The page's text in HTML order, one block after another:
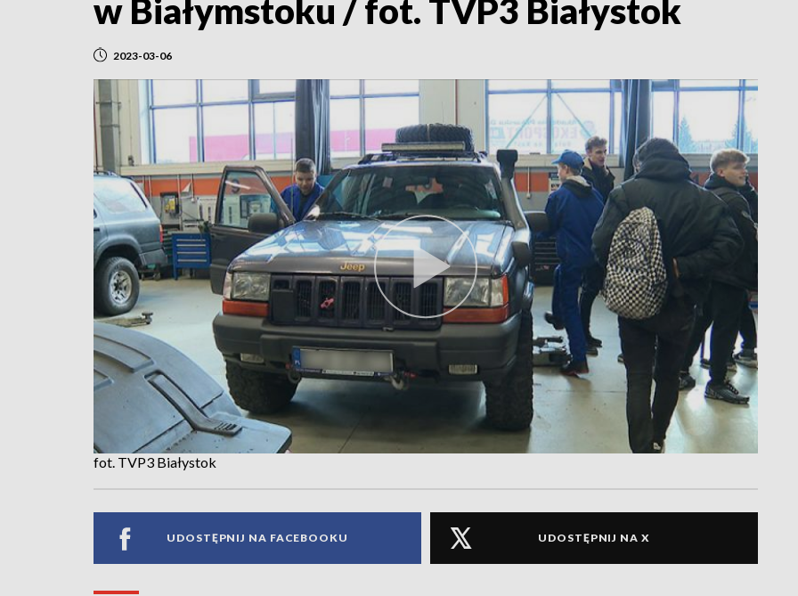
w Białymstoku / fot. TVP3 Białystok
2023-03-06
fot. TVP3 Białystok
UDOSTĘPNIJ NA FACEBOOKU UDOSTĘPNIJ NA X